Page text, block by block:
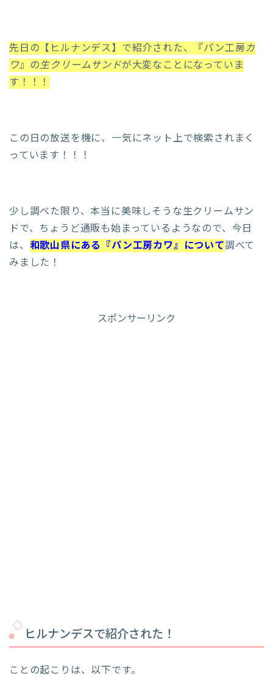
先日の【ヒルナンデス】で紹介された、『パン工房カ
ワ』の生クリームサンドが大変なことになっていま
す！！！
この日の放送を機に、一気にネット上で検索されまく
っています！！！
少し調べた限り、本当に美味しそうな生クリームサン
ドで、ちょうど通販も始まっているようなので、今日
は、 和歌山県にある『パン工房カワ』について調べて
みました！
スポンサーリンク
ヒルナンデスで紹介された！
ことの起こりは、以下です。